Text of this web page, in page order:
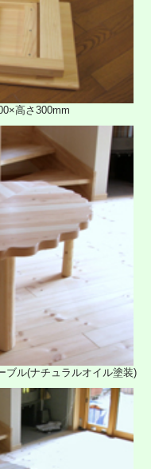
高さ300mm
ブル(ナチュラルオイル塗装)